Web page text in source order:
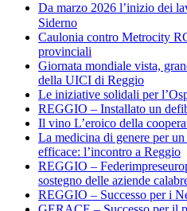
Da marzo 2026 l’inizio dei
Siderno
Caulonia contro Metrocity
provinciali
Giornata mondiale vista,
della UICI di Reggio
Le iniziative solidali per
REGGIO – Installato un
Il vino L’eroico della
La medicina di genere per
efficace: l’incontro a Reggio
REGGIO –
sostegno delle aziende
REGGIO – Successo per i